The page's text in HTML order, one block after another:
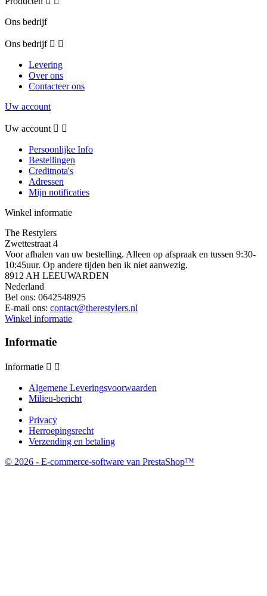
Ons bedrijf
Ons bedrijf  
Levering
Over ons
Contacteer ons
Uw account
Uw account  
Persoonlijke Info
Bestellingen
Creditnota's
Adressen
Mijn notificaties
Winkel informatie
The Restylers
Zwettestraat 4
Voor afhalen van uw bestelling. Alleen op afspraak en tussen 9:30-
10:45uur. Op andere tijden ben ik niet aanwezig.
8912 AH LEEUWARDEN
Nederland
Bel ons: 0642548925
E-mail ons: contact@therestylers.nl
Winkel informatie
Informatie
Informatie  
Algemene Leveringsvoorwaarden
Milieu-bericht
Privacy
Herroepingsrecht
Verzending en betaling
© 2026 - E-commerce-software van PrestaShop™